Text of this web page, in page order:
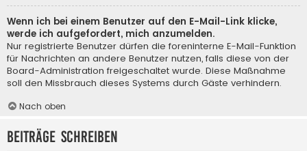
Wenn ich bei einem Benutzer auf den E-Mail-Link klicke,
werde ich aufgefordert, mich anzumelden.
Nur registrierte Benutzer dürfen die foreninterne E-Mail-Funktion
für Nachrichten an andere Benutzer nutzen, falls diese von der
Board-Administration freigeschaltet wurde. Diese Maßnahme
soll den Missbrauch dieses Systems durch Gäste verhindern.
Nach oben
Beiträge schreiben